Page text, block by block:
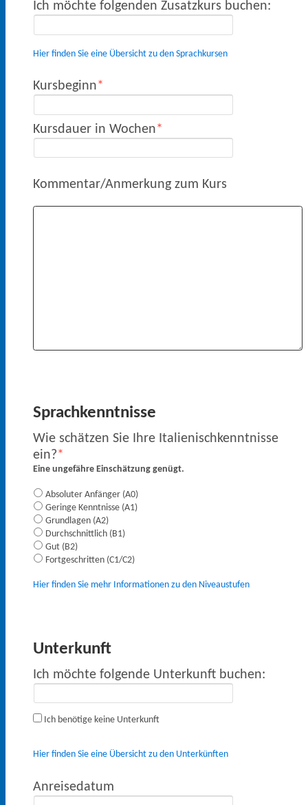
Ich möchte folgenden Zusatzkurs buchen:
Hier finden Sie eine Übersicht zu den Sprachkursen
Kursbeginn
Kursdauer in Wochen
Kommentar/Anmerkung zum Kurs
Sprachkenntnisse
Wie schätzen Sie Ihre Italienischkenntnisse
ein?
Eine ungefähre Einschätzung genügt.
Absoluter Anfänger (A0)
Geringe Kenntnisse (A1)
Grundlagen (A2)
Durchschnittlich (B1)
Gut (B2)
Fortgeschritten (C1/C2)
Hier finden Sie mehr Informationen zu den Niveaustufen
Unterkunft
Ich möchte folgende Unterkunft buchen:
Ich benötige keine Unterkunft
Hier finden Sie eine Übersicht zu den Unterkünften
Anreisedatum